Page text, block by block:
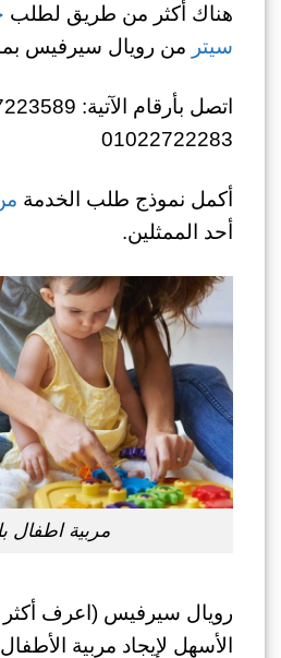
هناك أكثر من طريق لطلب
سيتر من رويال سيرفيس
01022722283
أكمل نموذج طلب الخدمة
أحد الممثلين.
مربية اطفال
رويال سيرفيس (اعرف أكثر
الأسهل لإيجاد مربية